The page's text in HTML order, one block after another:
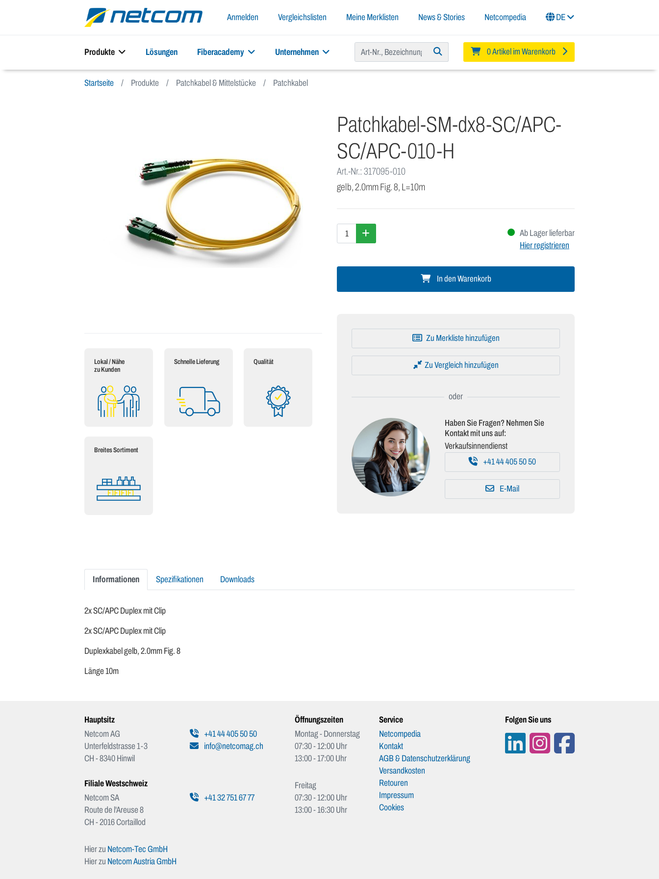
Anmelden Vergleichslisten Meine Merklisten News & Stories Netcompedia DE
Produkte Lösungen Fiberacademy Unternehmen 0 Artikel im Warenkorb
Startseite Produkte Patchkabel & Mittelstücke Patchkabel
Lokal / Nähe
zu Kunden
Schnelle Lieferung Qualität
Breites Sortiment
Patchkabel-SM-dx8-SC/APC-
SC/APC-010-H
Art.-Nr.: 317095-010
gelb, 2.0mm Fig. 8, L=10m
Ab Lager lieferbar
Hier registrieren
In den Warenkorb
Zu Merkliste hinzufügen
Zu Vergleich hinzufügen
Haben Sie Fragen? Nehmen Sie
Kontakt mit uns auf:
Verkaufsinnendienst
+41 44 405 50 50
E-Mail
Informationen Spezifikationen Downloads
2x SC/APC Duplex mit Clip
2x SC/APC Duplex mit Clip
Duplexkabel gelb, 2.0mm Fig. 8
Länge 10m
Hauptsitz
Netcom AG
Unterfeldstrasse 1-3
CH - 8340 Hinwil
+41 44 405 50 50
info@netcomag.ch
Filiale Westschweiz
Netcom SA
Route de l'Areuse 8
CH - 2016 Cortaillod
+41 32 751 67 77
Hier zu Netcom-Tec GmbH
Hier zu Netcom Austria GmbH
Öffnungszeiten
Montag - Donnerstag
07:30 - 12:00 Uhr
13:00 - 17:00 Uhr
Freitag
07:30 - 12:00 Uhr
13:00 - 16:30 Uhr
Service
Netcompedia
Kontakt
AGB & Datenschutzerklärung
Versandkosten
Retouren
Impressum
Cookies
Folgen Sie uns